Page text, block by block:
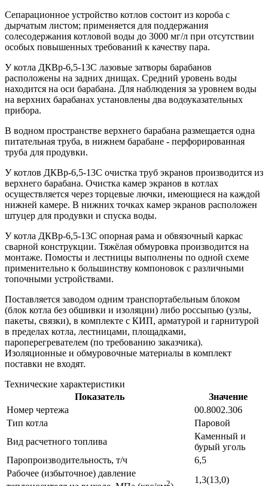
Сепарационное устройство котлов состоит из короба с
дырчатым листом; применяется для поддержания
солесодержания котловой воды до 3000 мг/л при отсутствии
особых повышенных требований к качеству пара.
У котла ДКВр-6,5-13С лазовые затворы барабанов
расположены на задних днищах. Средний уровень воды
находится на оси барабана. Для наблюдения за уровнем воды
на верхних барабанах установлены два водоуказательных
прибора.
В водном пространстве верхнего барабана размещается одна
питательная труба, в нижнем барабане - перфорированная
труба для продувки.
У котлов ДКВр-6,5-13С очистка труб экранов производится из
верхнего барабана. Очистка камер экранов в котлах
осуществляется через торцевые лючки, имеющиеся на каждой
нижней камере. В нижних точках камер экранов расположен
штуцер для продувки и спуска воды.
У котла ДКВр-6,5-13С опорная рама и обвязочный каркас
сварной конструкции. Тяжёлая обмуровка производится на
монтаже. Помосты и лестницы выполнены по одной схеме
применительно к большинству компоновок с различными
топочными устройствами.
Поставляется заводом одним транспортабельным блоком
(блок котла без обшивки и изоляции) либо россыпью (узлы,
пакеты, связки), в комплекте с КИП, арматурой и гарнитурой
в пределах котла, лестницами, площадками,
пароперегревателем (по требованию заказчика).
Изоляционные и обмуровочные материалы в комплект
поставки не входят.
Технические характеристики
Показатель
Значение
Номер чертежа
00.8002.306
Тип котла
Паровой
Вид расчетного топлива
Каменный и
бурый уголь
Паропроизводительность, т/ч
6,5
Рабочее (избыточное) давление
2 1,3(13,0)